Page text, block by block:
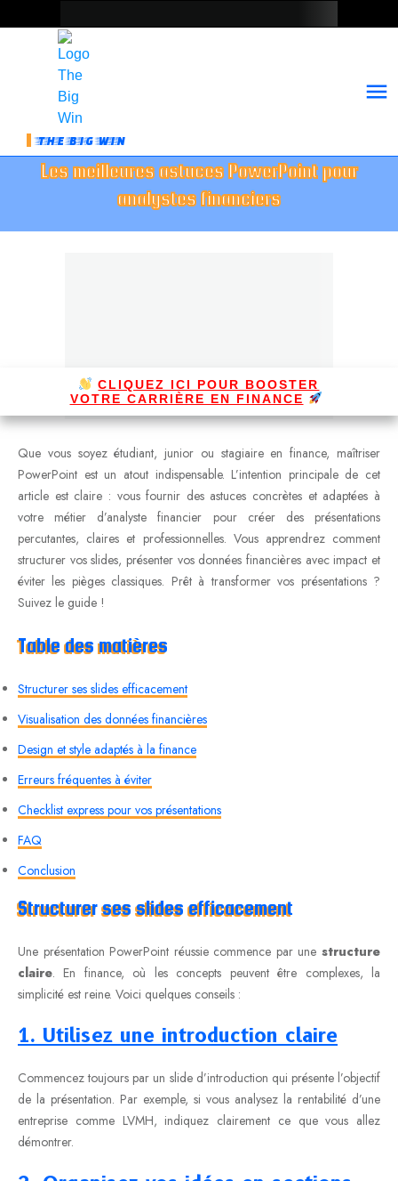
THE BIG WIN
Les meilleures astuces PowerPoint pour
analystes financiers
CLIQUEZ ICI POUR BOOSTER
VOTRE CARRIÈRE EN FINANCE
Que vous soyez étudiant, junior ou stagiaire en finance, maîtriser
PowerPoint est un atout indispensable. L’intention principale de cet
article est claire : vous fournir des astuces concrètes et adaptées à
votre métier d’analyste financier pour créer des présentations
percutantes, claires et professionnelles. Vous apprendrez comment
structurer vos slides, présenter vos données financières avec impact et
éviter les pièges classiques. Prêt à transformer vos présentations ?
Suivez le guide !
Table des matières
Structurer ses slides efficacement
Visualisation des données financières
Design et style adaptés à la finance
Erreurs fréquentes à éviter
Checklist express pour vos présentations
FAQ
Conclusion
Structurer ses slides efficacement
Une présentation PowerPoint réussie commence par une structure
claire. En finance, où les concepts peuvent être complexes, la
simplicité est reine. Voici quelques conseils :
1. Utilisez une introduction claire
Commencez toujours par un slide d’introduction qui présente l’objectif
de la présentation. Par exemple, si vous analysez la rentabilité d’une
entreprise comme LVMH, indiquez clairement ce que vous allez
démontrer.